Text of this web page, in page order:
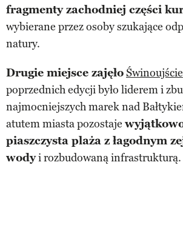
fragmenty zachodniej części
wybierane przez osoby szukające
natury.
Drugie miejsce zajęłoŚwinoujście
poprzednich edycji było liderem i
najmocniejszych marek nad
atutem miasta pozostaje
piaszczysta plaża z łagodnym
wodyi rozbudowaną infrastrukturą.